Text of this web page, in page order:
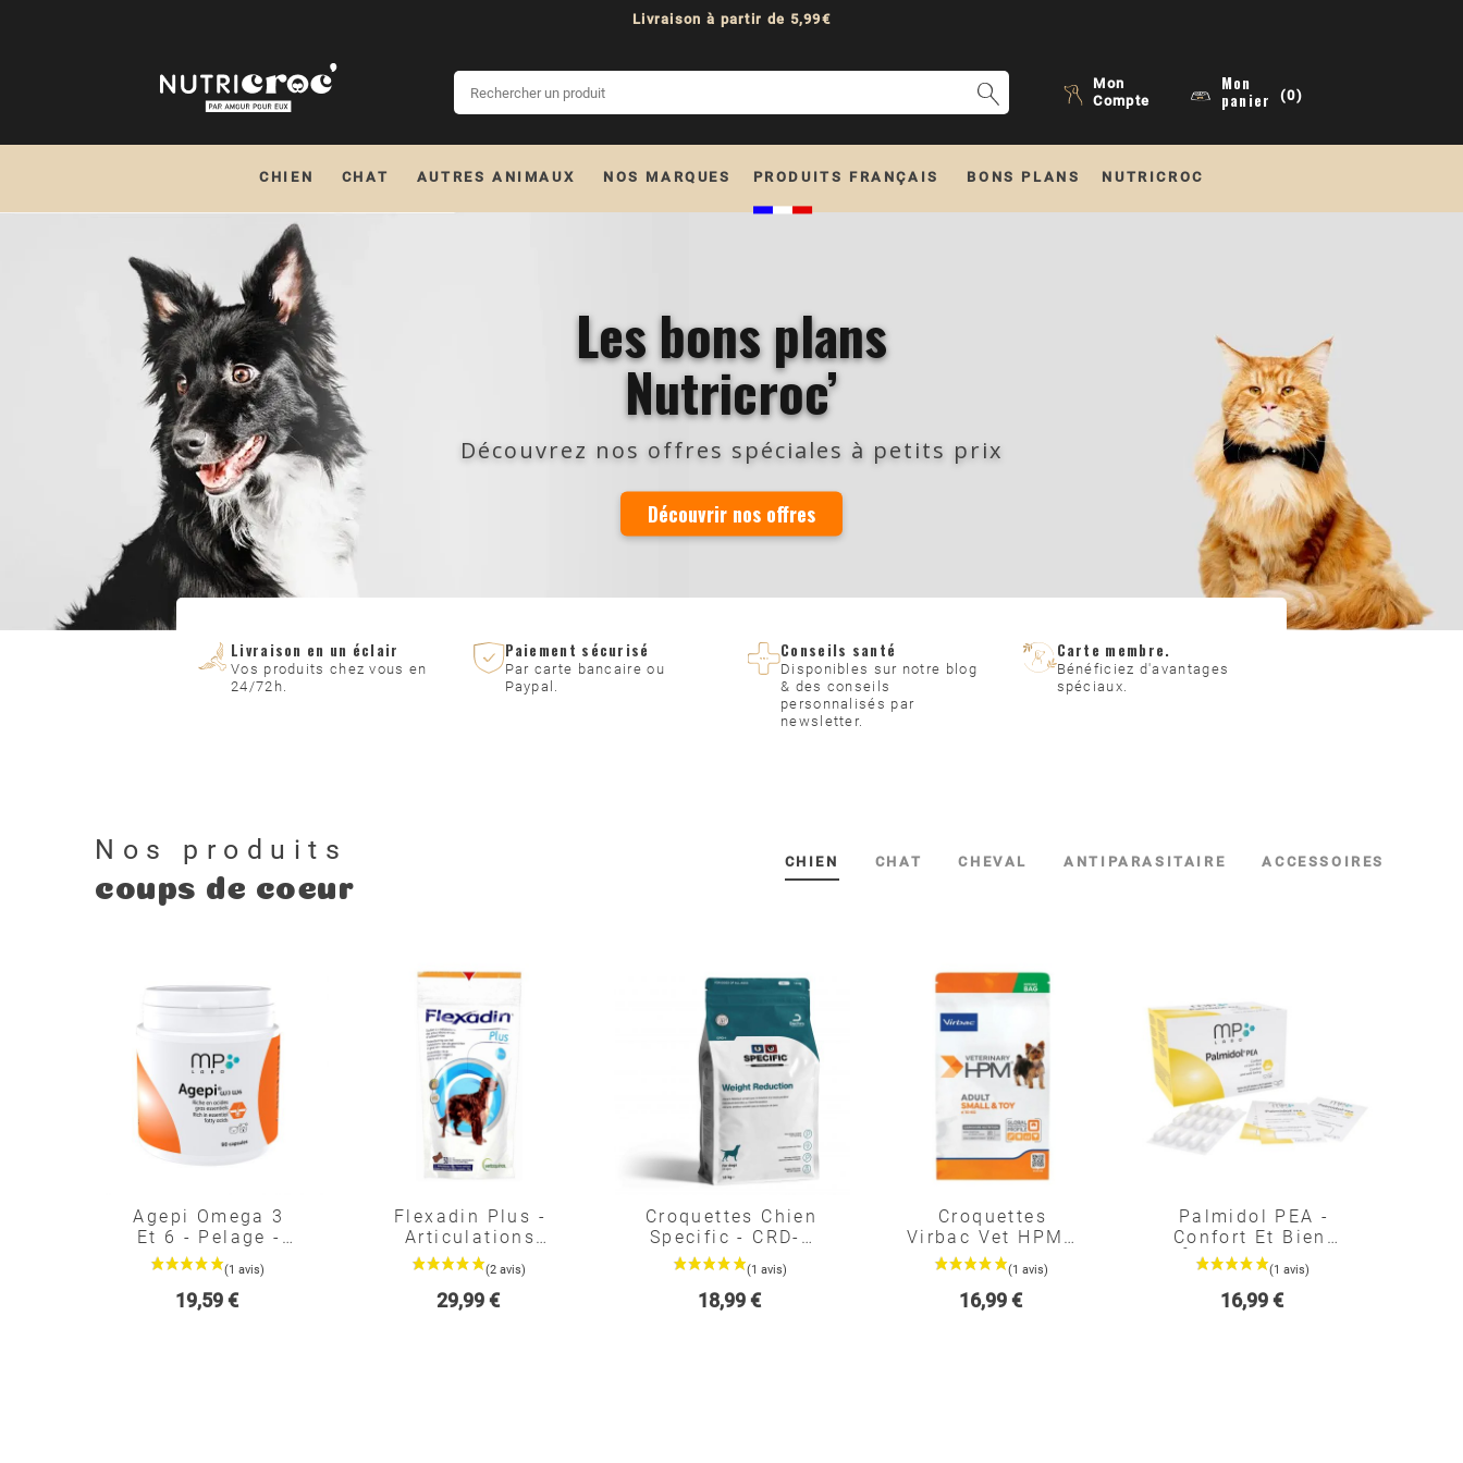
Livraison à partir de 5,99€
Mon
Compte
Mon
panier
(0)
CHIEN CHAT AUTRES ANIMAUX NOS MARQUES PRODUITS FRANÇAIS BONS PLANS NUTRICROC
Les bons plans
Nutricroc’
Découvrez nos offres spéciales à petits prix
Découvrir nos offres
Livraison en un éclair
Vos produits chez vous en
24/72h.
Paiement sécurisé
Par carte bancaire ou
Paypal.
Conseils santé
Disponibles sur notre blog
& des conseils
personnalisés par
newsletter.
Carte membre.
Bénéficiez d'avantages
spéciaux.
Nos produits
coups de coeur
CHIEN CHAT CHEVAL ANTIPARASITAIRE ACCESSOIRES
Agepi Omega 3
Et 6 - Pelage -
Mp Labo
Prix
19,59 €
Flexadin Plus -
Articulations
Moyen Et Grand
Chien -
Vetoquinol
Prix
29,99 €
Croquettes Chien
Specific - CRD-1
Weight
Reduction
Prix
18,99 €
Croquettes
Virbac Vet HPM -
Chien Adult
Small & Toy
Prix
16,99 €
Palmidol PEA -
Confort Et Bien-
Être - Mp Labo
Prix
16,99 €